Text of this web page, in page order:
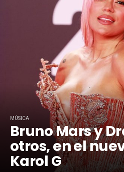
MÚSICA
Bruno Mars y
otros, en el
Karol G